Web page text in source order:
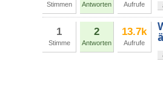
Stimmen Antworten Aufrufe
1
Stimme
2
Antworten
13.7k
Aufrufe